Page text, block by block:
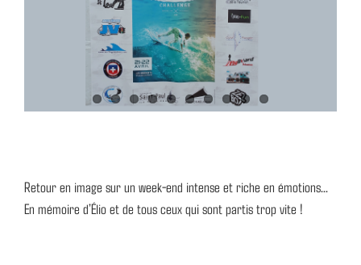
Retour en image sur un week-end intense et riche en émotions…
En mémoire d’Élio et de tous ceux qui sont partis trop vite !